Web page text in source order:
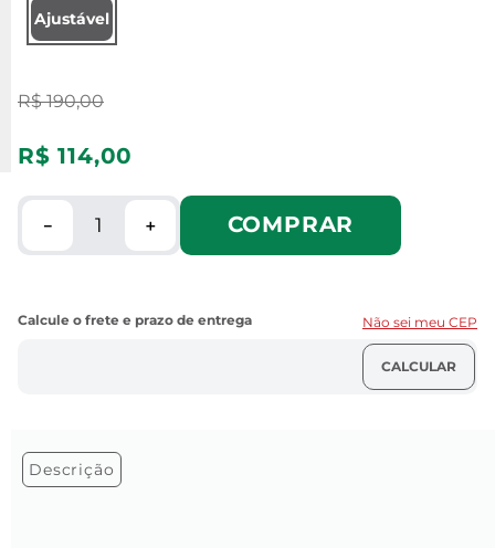
Ajustável
R$ 190,00
R$ 114,00
＋
－ COMPRAR
Não sei meu CEP
Descrição